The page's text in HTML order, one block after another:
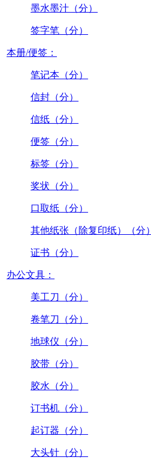
墨水墨汁（分）
签字笔（分）
本册/便签：
笔记本（分）
信封（分）
信纸（分）
便签（分）
标签（分）
奖状（分）
口取纸（分）
其他纸张（除复印纸）（分）
证书（分）
办公文具：
美工刀（分）
卷笔刀（分）
地球仪（分）
胶带（分）
胶水（分）
订书机（分）
起订器（分）
大头针（分）